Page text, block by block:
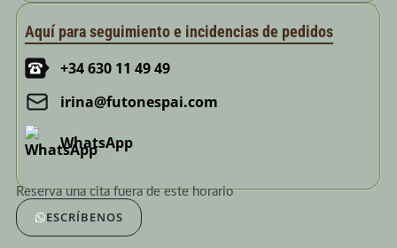
Aquí para seguimiento e incidencias de pedidos
+34 630 11 49 49
irina@futonespai.com
WhatsApp
Reserva una cita fuera de este horario
ESCRÍBENOS